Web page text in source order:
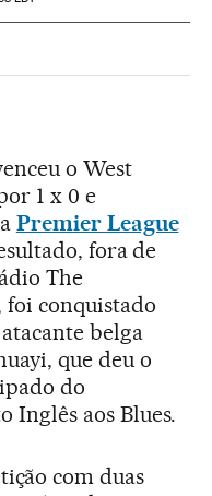
o West
1 x 0 e
Premier League
fora de
The
conquistado
belga
que deu o
do
Inglês aos Blues.
com duas